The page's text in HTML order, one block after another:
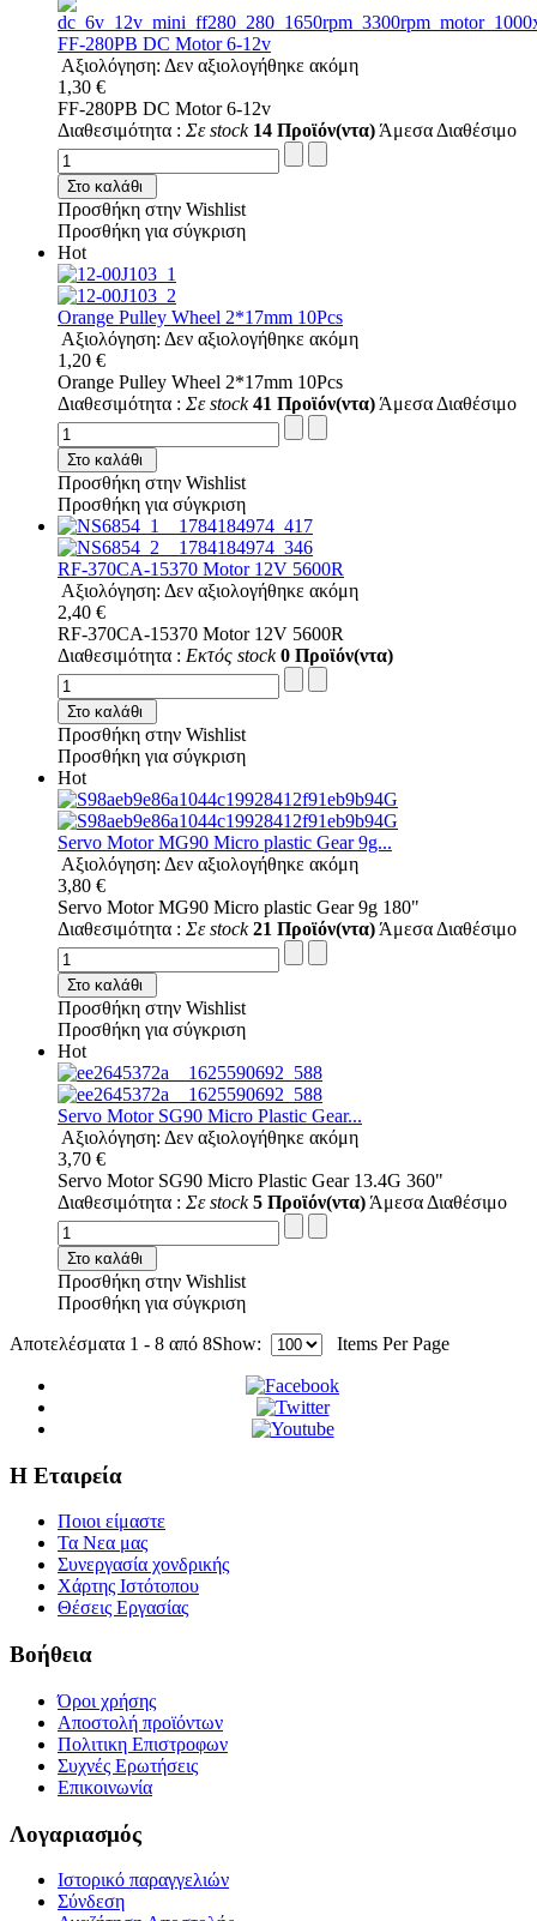
FF-280PB DC Motor 6-12v
Αξιολόγηση: Δεν αξιολογήθηκε ακόμη
1,30 €
FF-280PB DC Motor 6-12v
Διαθεσιμότητα : Σε stock 14 Προϊόν(ντα) Άμεσα Διαθέσιμο
Στο καλάθι
Προσθήκη στην Wishlist
Προσθήκη για σύγκριση
Hot
Orange Pulley Wheel 2*17mm 10Pcs
Αξιολόγηση: Δεν αξιολογήθηκε ακόμη
1,20 €
Orange Pulley Wheel 2*17mm 10Pcs
Διαθεσιμότητα : Σε stock 41 Προϊόν(ντα) Άμεσα Διαθέσιμο
Στο καλάθι
Προσθήκη στην Wishlist
Προσθήκη για σύγκριση
RF-370CA-15370 Motor 12V 5600R
Αξιολόγηση: Δεν αξιολογήθηκε ακόμη
2,40 €
RF-370CA-15370 Motor 12V 5600R
Διαθεσιμότητα : Εκτός stock 0 Προϊόν(ντα)
Στο καλάθι
Προσθήκη στην Wishlist
Προσθήκη για σύγκριση
Hot
Servo Motor MG90 Micro plastic Gear 9g...
Αξιολόγηση: Δεν αξιολογήθηκε ακόμη
3,80 €
Servo Motor MG90 Micro plastic Gear 9g 180"
Διαθεσιμότητα : Σε stock 21 Προϊόν(ντα) Άμεσα Διαθέσιμο
Στο καλάθι
Προσθήκη στην Wishlist
Προσθήκη για σύγκριση
Hot
Servo Motor SG90 Micro Plastic Gear...
Αξιολόγηση: Δεν αξιολογήθηκε ακόμη
3,70 €
Servo Motor SG90 Micro Plastic Gear 13.4G 360"
Διαθεσιμότητα : Σε stock 5 Προϊόν(ντα) Άμεσα Διαθέσιμο
Στο καλάθι
Προσθήκη στην Wishlist
Προσθήκη για σύγκριση
Αποτελέσματα 1 - 8 από 8Show: Items Per Page
Η Εταιρεία
Ποιοι είμαστε
Τα Νεα μας
Συνεργασία χονδρικής
Χάρτης Ιστότοπου
Θέσεις Εργασίας
Βοήθεια
Όροι χρήσης
Αποστολή προϊόντων
Πολιτικη Επιστροφων
Συχνές Ερωτήσεις
Επικοινωνία
Λογαριασμός
Ιστορικό παραγγελιών
Σύνδεση